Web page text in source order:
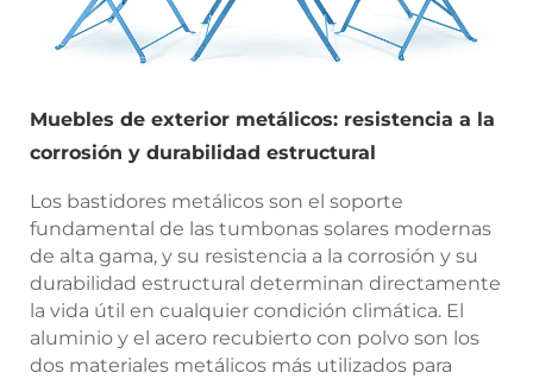
Muebles de exterior metálicos: resistencia a la
corrosión y durabilidad estructural
Los bastidores metálicos son el soporte
fundamental de las tumbonas solares modernas
de alta gama, y su resistencia a la corrosión y su
durabilidad estructural determinan directamente
la vida útil en cualquier condición climática. El
aluminio y el acero recubierto con polvo son los
dos materiales metálicos más utilizados para